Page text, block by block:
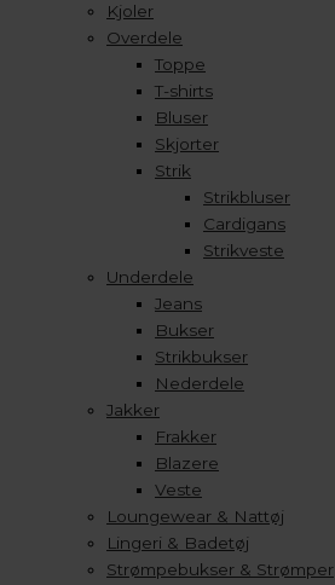
Kjoler
Overdele
Toppe
T-shirts
Bluser
Skjorter
Strik
Strikbluser
Cardigans
Strikveste
Underdele
Jeans
Bukser
Strikbukser
Nederdele
Jakker
Frakker
Blazere
Veste
Loungewear & Nattøj
Lingeri & Badetøj
Strømpebukser & Strømper